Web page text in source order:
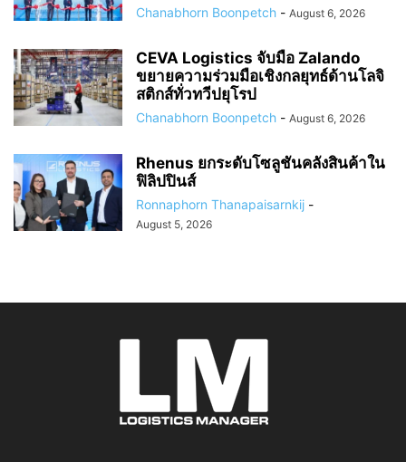
Chanabhorn Boonpetch - August 6, 2026
CEVA Logistics จับมือ Zalando
ขยายความร่วมมือเชิงกลยุทธ์ด้านโลจิ
สติกส์ทั่วทวีปยุโรป
Chanabhorn Boonpetch - August 6, 2026
Rhenus ยกระดับโซลูชันคลังสินค้าใน
ฟิลิปปินส์
Ronnaphorn Thanapaisarnkij -
August 5, 2026